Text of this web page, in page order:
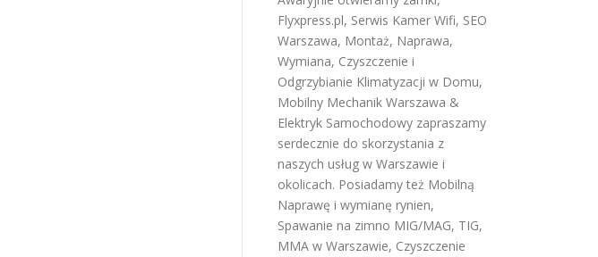
Flyxpress.pl, Serwis Kamer Wifi, SEO
Warszawa, Montaż, Naprawa,
Wymiana, Czyszczenie i
Odgrzybianie Klimatyzacji w Domu,
Mobilny Mechanik Warszawa &
Elektryk Samochodowy zapraszamy
serdecznie do skorzystania z
naszych usług w Warszawie i
okolicach. Posiadamy też Mobilną
Naprawę i wymianę rynien,
Spawanie na zimno MIG/MAG, TIG,
MMA w Warszawie, Czyszczenie